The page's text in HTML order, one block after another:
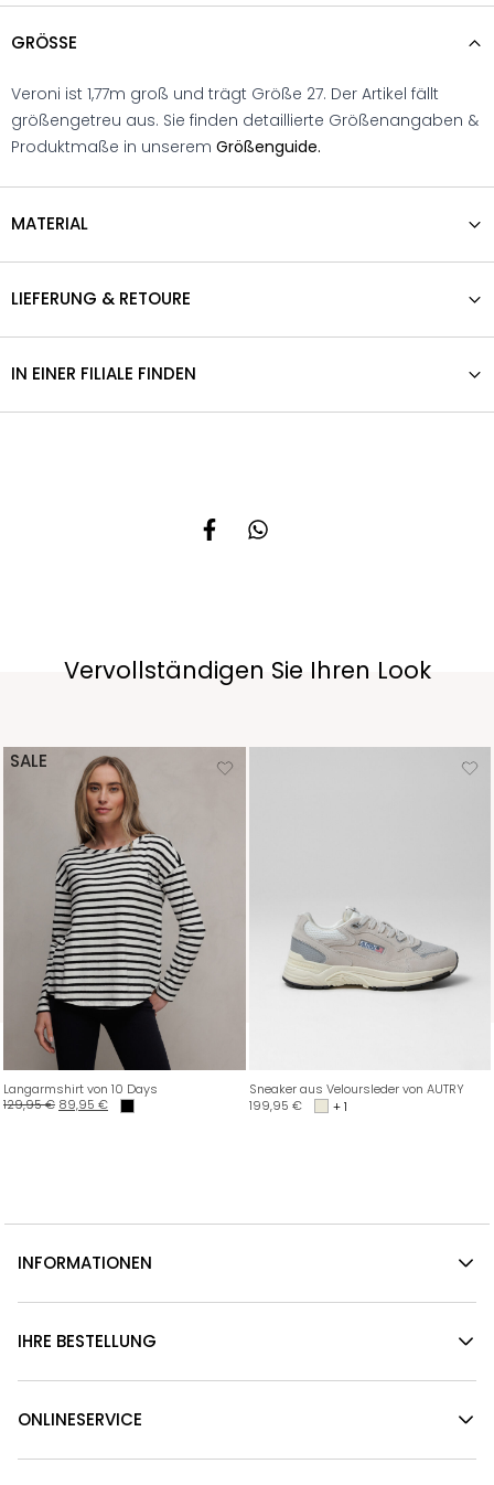
GRÖSSE
Veroni ist 1,77m groß und trägt Größe 27. Der Artikel fällt
größengetreu aus. Sie finden detaillierte Größenangaben &
Produktmaße in unserem Größenguide.
MATERIAL
LIEFERUNG & RETOURE
IN EINER FILIALE FINDEN
Vervollständigen Sie Ihren Look
SALE
Langarmshirt von 10 Days
129,95€ 89,95 €
Sneaker aus Veloursleder von AUTRY
199,95 € + 1
INFORMATIONEN
IHRE BESTELLUNG
ONLINESERVICE